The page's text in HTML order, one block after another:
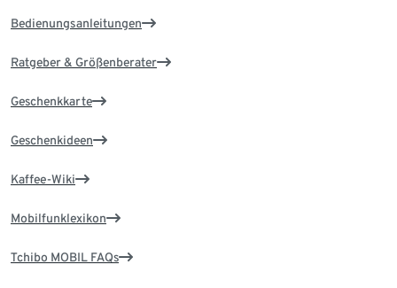
Bedienungsanleitungen
Ratgeber & Größenberater
Geschenkkarte
Geschenkideen
Kaffee-Wiki
Mobilfunklexikon
Tchibo MOBIL FAQs